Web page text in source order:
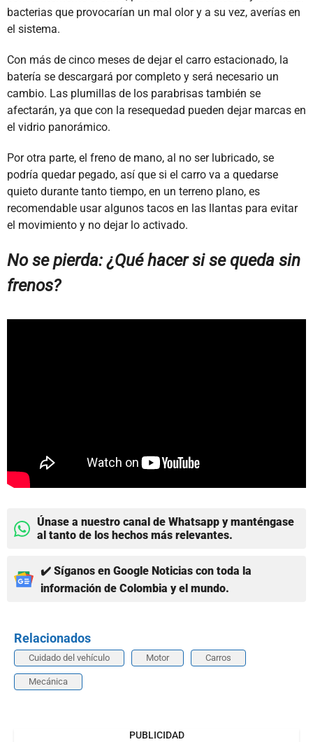
bacterias que provocarían un mal olor y a su vez, averías en
el sistema.
Con más de cinco meses de dejar el carro estacionado, la
batería se descargará por completo y será necesario un
cambio. Las plumillas de los parabrisas también se
afectarán, ya que con la resequedad pueden dejar marcas en
el vidrio panorámico.
Por otra parte, el freno de mano, al no ser lubricado, se
podría quedar pegado, así que si el carro va a quedarse
quieto durante tanto tiempo, en un terreno plano, es
recomendable usar algunos tacos en las llantas para evitar
el movimiento y no dejar lo activado.
No se pierda: ¿Qué hacer si se queda sin
frenos?
Únase a nuestro canal de Whatsapp y manténgase
al tanto de los hechos más relevantes.
✔️ Síganos en Google Noticias con toda la
información de Colombia y el mundo.
Relacionados
Cuidado del vehículo Motor Carros
Mecánica
PUBLICIDAD